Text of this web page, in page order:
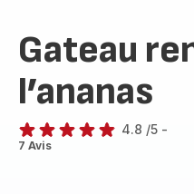
Gateau
l’ananas
ratings.4.8
4.8 /5 -
7 Avis